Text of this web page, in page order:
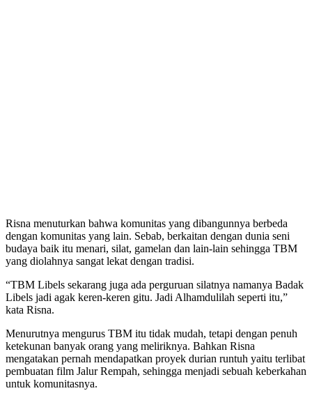
Risna menuturkan bahwa komunitas yang dibangunnya berbeda
dengan komunitas yang lain. Sebab, berkaitan dengan dunia seni
budaya baik itu menari, silat, gamelan dan lain-lain sehingga TBM
yang diolahnya sangat lekat dengan tradisi.
“TBM Libels sekarang juga ada perguruan silatnya namanya Badak
Libels jadi agak keren-keren gitu. Jadi Alhamdulilah seperti itu,”
kata Risna.
Menurutnya mengurus TBM itu tidak mudah, tetapi dengan penuh
ketekunan banyak orang yang meliriknya. Bahkan Risna
mengatakan pernah mendapatkan proyek durian runtuh yaitu terlibat
pembuatan film Jalur Rempah, sehingga menjadi sebuah keberkahan
untuk komunitasnya.